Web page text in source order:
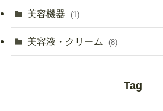
美容機器 (1)
美容液・クリーム (8)
Tag